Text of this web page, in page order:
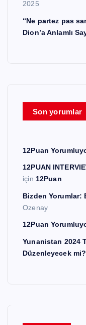
2025
“Ne partez pas
Dion’a Anlamlı
Son yorumlar
12Puan
12PUAN
için 12Puan
Bizden Yorumlar:
Ozenay
12Puan
Yunanistan 2024
Düzenleyecek mi?